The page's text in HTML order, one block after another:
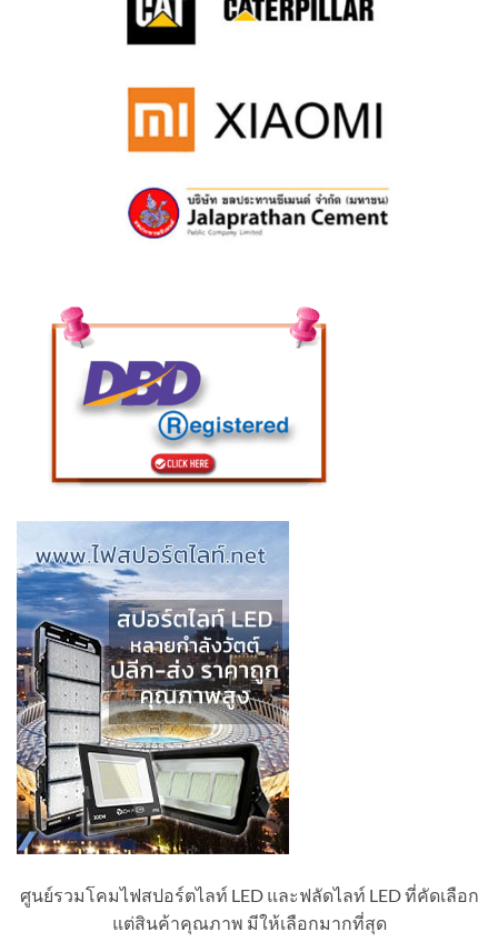
ศูนย์รวมโคมไฟสปอร์ตไลท์ LED และฟลัดไลท์ LED ที่คัดเลือก
แต่สินค้าคุณภาพ มีให้เลือกมากที่สุด